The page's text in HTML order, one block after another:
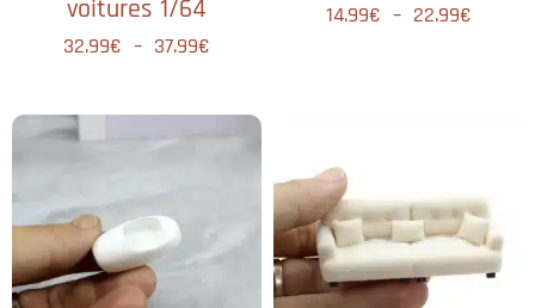
voitures 1/64
32.99€ – 37.99€
14.99€ – 22.99€